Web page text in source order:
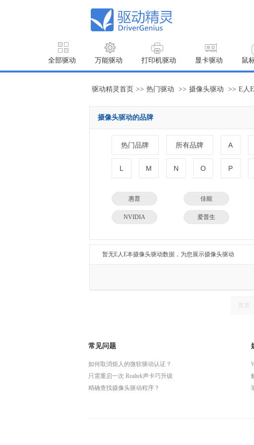
全部驱动 万能驱动 打印机驱动 显卡驱动 鼠
驱动精灵首页 >> 热门驱动 >> 摄像头驱动 >> E人
摄像头驱动的品牌
热门品牌 所有品牌 A
L M N O P
惠普 佳能
NVIDIA 爱普生
得力 瑞昱
暂无E人E本摄像头驱动数据，为您展示摄像头驱动
首页
常见问题
如何取消烦人的微软驱动认证？
只需重启一次 Realtek声卡巧升级
精确查找摄像头驱动程序？